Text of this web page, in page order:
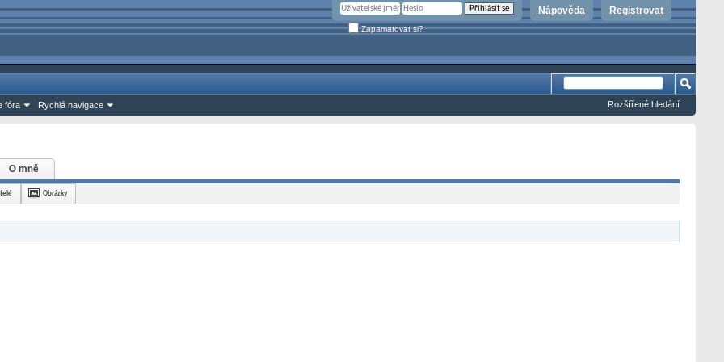
Registrovat
Nápověda
Zapamatovat si?
fóra Rychlá navigace Rozšířené hledání
O mně
Obrázky